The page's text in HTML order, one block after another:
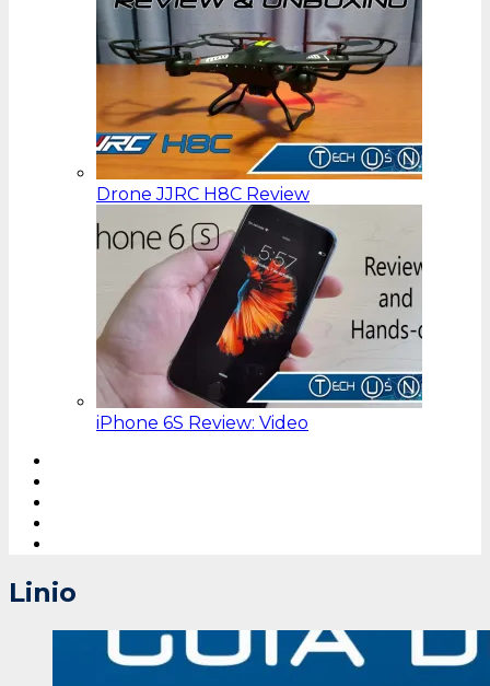
Drone JJRC H8C Review
iPhone 6S Review: Video
Linio